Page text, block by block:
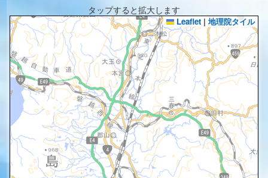
タップすると拡大します
Leaflet | 地理院タイル